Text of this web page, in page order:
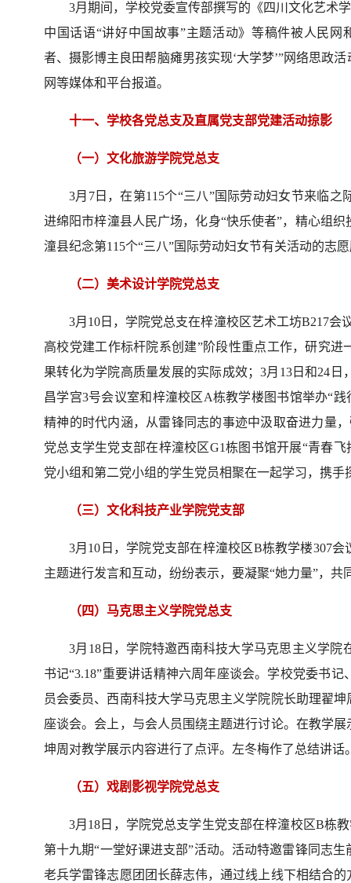
3月期间，学校党委宣传部撰写的《四川文化艺术
中国话语“讲好中国故事”主题活动》等稿件被人民
者、摄影博主良田帮脑瘫男孩实现‘大学梦’”网络思政
网等媒体和平台报道。
十一、学校各党总支及直属党支部党建活动掠影
（一）文化旅游学院党总支
3月7日，在第115个“三八”国际劳动妇女节来临
进绵阳市梓潼县人民广场，化身“快乐使者”，精心组
潼县纪念第115个“三八”国际劳动妇女节有关活动的志
（二）美术设计学院党总支
3月10日，学院党总支在梓潼校区艺术工坊B217
高校党建工作标杆院系创建”阶段性重点工作，研究
果转化为学院高质量发展的实际成效；3月13日和24
昌学宫3号会议室和梓潼校区A栋教学楼图书馆举办“
精神的时代内涵，从雷锋同志的事迹中汲取奋进力量
党总支学生党支部在梓潼校区G1栋图书馆开展“青春
党小组和第二党小组的学生党员相聚在一起学习，携手
（三）文化科技产业学院党支部
3月10日，学院党支部在梓潼校区B栋教学楼307
主题进行发言和互动，纷纷表示，要凝聚“她力量”，共
（四）马克思主义学院党总支
3月18日，学院特邀西南科技大学马克思主义学
书记“3.18”重要讲话精神六周年座谈会。学校党委书
员会委员、西南科技大学马克思主义学院院长助理翟
座谈会。会上，与会人员围绕主题进行讨论。在教学
坤周对教学展示内容进行了点评。左冬梅作了总结讲话
（五）戏剧影视学院党总支
3月18日，学院党总支学生党支部在梓潼校区B栋
第十九期“一堂好课进支部”活动。活动特邀雷锋同志
老兵学雷锋志愿团团长薛志伟，通过线上线下相结合